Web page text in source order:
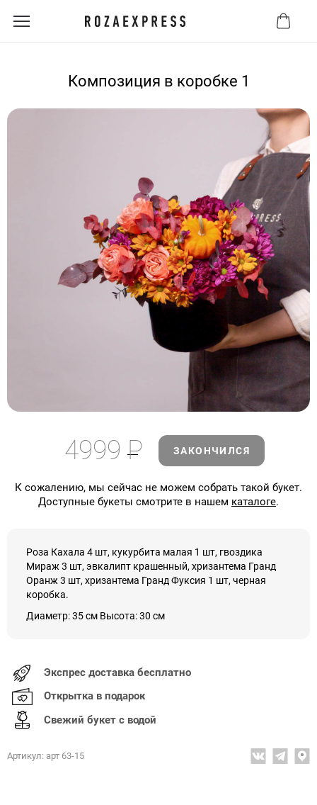
Композиция в коробке 1
4999Р ЗАКОНЧИЛСЯ
К сожалению, мы сейчас не можем собрать такой букет.
Доступные букеты смотрите в нашем каталоге.
Роза Кахала 4 шт, кукурбита малая 1 шт, гвоздика
Мираж 3 шт, эвкалипт крашенный, хризантема Гранд
Оранж 3 шт, хризантема Гранд Фуксия 1 шт, черная
коробка.
Диаметр: 35 см Высота: 30 см
Экспрес доставка бесплатно
Открытка в подарок
Свежий букет с водой
Артикул: арт 63-15